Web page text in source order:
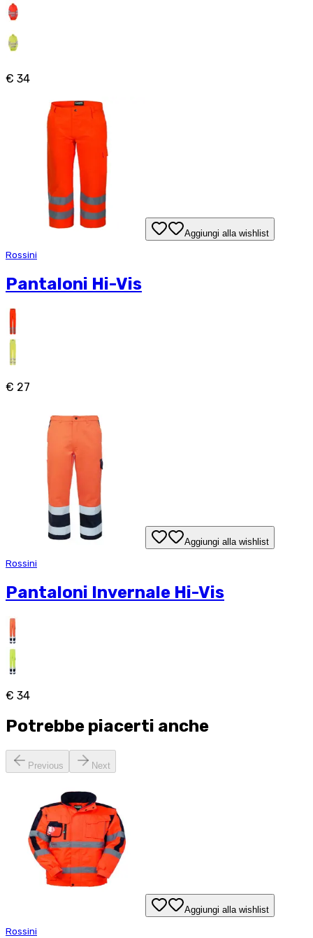
€ 34
Aggiungi alla wishlist
Rossini
Pantaloni Hi-Vis
€ 27
Aggiungi alla wishlist
Rossini
Pantaloni Invernale Hi-Vis
€ 34
Potrebbe piacerti anche
Previous Next
Aggiungi alla wishlist
Rossini